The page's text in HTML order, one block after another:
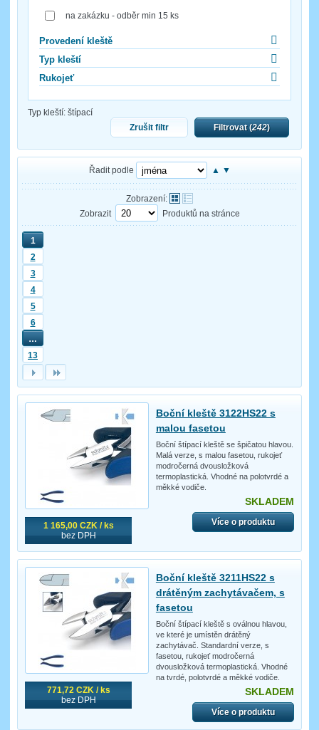
na zakázku - odběr min 15 ks
Provedení kleště
Typ kleští
Rukojeť
Typ kleští: štípací
Zrušit filtr
Filtrovat (242)
Řadit podle ▲ ▼
Zobrazení:
Zobrazit
Produktů na stránce
1
2
3
4
5
6
…
13
1 165,00 CZK / ks
bez DPH
Boční kleště 3122HS22 s
malou fasetou
Boční štípací kleště se špičatou hlavou.
Malá verze, s malou fasetou, rukojeť
modročerná dvousložková
termoplastická. Vhodné na polotvrdé a
měkké vodiče.
SKLADEM
Více o produktu
771,72 CZK / ks
bez DPH
Boční kleště 3211HS22 s
drátěným zachytávačem, s
fasetou
Boční štípací kleště s oválnou hlavou,
ve které je umístěn drátěný
zachytávač. Standardní verze, s
fasetou, rukojeť modročerná
dvousložková termoplastická. Vhodné
na tvrdé, polotvrdé a měkké vodiče.
SKLADEM
Více o produktu